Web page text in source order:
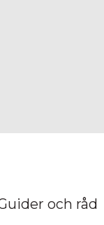
och råd